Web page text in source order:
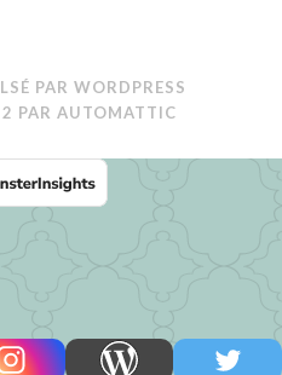
PAR WORDPRESS
PAR AUTOMATTIC